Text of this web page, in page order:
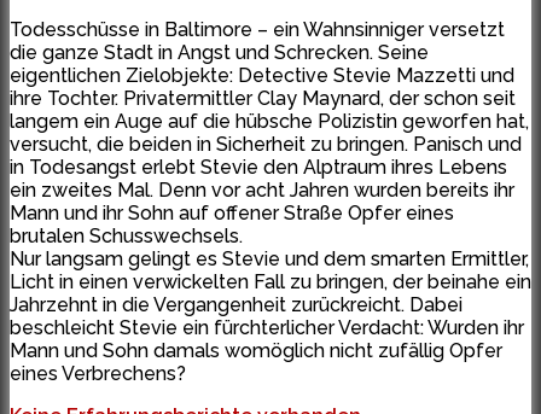
Todesschüsse in Baltimore – ein Wahnsinniger versetzt
die ganze Stadt in Angst und Schrecken. Seine
eigentlichen Zielobjekte: Detective Stevie Mazzetti und
ihre Tochter. Privatermittler Clay Maynard, der schon seit
langem ein Auge auf die hübsche Polizistin geworfen hat,
versucht, die beiden in Sicherheit zu bringen. Panisch und
in Todesangst erlebt Stevie den Alptraum ihres Lebens
ein zweites Mal. Denn vor acht Jahren wurden bereits ihr
Mann und ihr Sohn auf offener Straße Opfer eines
brutalen Schusswechsels.
Nur langsam gelingt es Stevie und dem smarten Ermittler,
Licht in einen verwickelten Fall zu bringen, der beinahe ein
Jahrzehnt in die Vergangenheit zurückreicht. Dabei
beschleicht Stevie ein fürchterlicher Verdacht: Wurden ihr
Mann und Sohn damals womöglich nicht zufällig Opfer
eines Verbrechens?